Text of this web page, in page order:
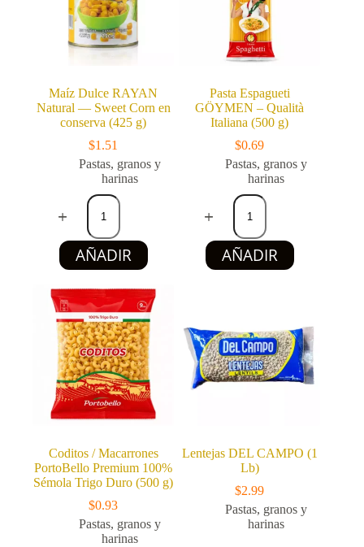
Maíz Dulce RAYAN
Natural — Sweet Corn en
conserva (425 g)
$1.51
Pastas, granos y
harinas
Maíz
Dulce
RAYAN
Natural
—
Sweet
en
conserva
(425
g)
cantidad
AÑADIR
Pasta Espagueti
GÖYMEN – Qualità
Italiana (500 g)
$0.69
Pastas, granos y
harinas
Pasta
Espagueti
GÖYMEN
–
Qualità
Italiana
AÑADIR
Coditos / Macarrones
PortoBello Premium 100%
Sémola Trigo Duro (500 g)
$0.93
Pastas, granos y
harinas
Lentejas DEL CAMPO (1
Lb)
$2.99
Pastas, granos y
harinas